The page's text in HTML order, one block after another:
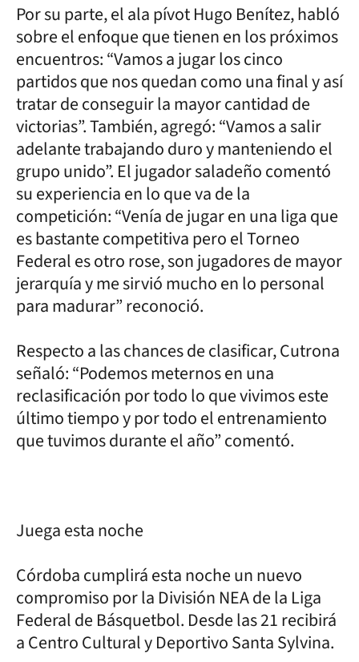
Por su parte, el ala pívot Hugo Benítez, habló
sobre el enfoque que tienen en los próximos
encuentros: “Vamos a jugar los cinco
partidos que nos quedan como una final y así
tratar de conseguir la mayor cantidad de
victorias”. También, agregó: “Vamos a salir
adelante trabajando duro y manteniendo el
grupo unido”. El jugador saladeño comentó
su experiencia en lo que va de la
competición: “Venía de jugar en una liga que
es bastante competitiva pero el Torneo
Federal es otro rose, son jugadores de mayor
jerarquía y me sirvió mucho en lo personal
para madurar” reconoció.
Respecto a las chances de clasificar, Cutrona
señaló: “Podemos meternos en una
reclasificación por todo lo que vivimos este
último tiempo y por todo el entrenamiento
que tuvimos durante el año” comentó.
Juega esta noche
Córdoba cumplirá esta noche un nuevo
compromiso por la División NEA de la Liga
Federal de Básquetbol. Desde las 21 recibirá
a Centro Cultural y Deportivo Santa Sylvina.